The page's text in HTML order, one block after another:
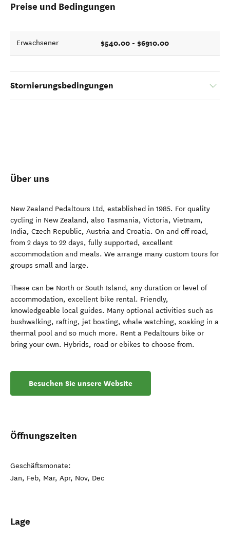
Preise und Bedingungen
Erwachsener $540.00 - $6910.00
Stornierungsbedingungen
Über uns
New Zealand Pedaltours Ltd, established in 1985. For quality
cycling in New Zealand, also Tasmania, Victoria, Vietnam,
India, Czech Republic, Austria and Croatia. On and off road,
from 2 days to 22 days, fully supported, excellent
accommodation and meals. We arrange many custom tours for
groups small and large.
These can be North or South Island, any duration or level of
accommodation, excellent bike rental. Friendly,
knowledgeable local guides. Many optional activities such as
bushwalking, rafting, jet boating, whale watching, soaking in a
thermal pool and so much more. Rent a Pedaltours bike or
bring your own. Hybrids, road or ebikes to choose from.
Besuchen Sie unsere Website
Öffnungszeiten
Geschäftsmonate:
Jan, Feb, Mar, Apr, Nov, Dec
Lage